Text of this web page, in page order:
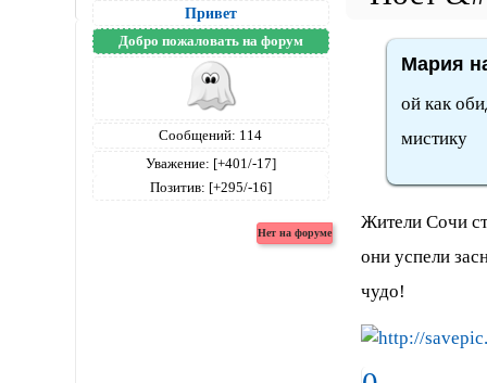
Привет
Добро пожаловать на форум
Сообщений: 114
Уважение: [+401/-17]
Позитив: [+295/-16]
Мария
ой как
мистику
Жители Сочи
они успели
чудо!